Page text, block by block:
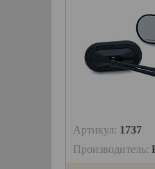
Артикул: 1737
Производитель: